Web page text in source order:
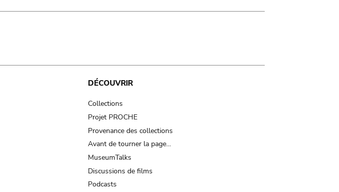
DÉCOUVRIR
Collections
Projet PROCHE
Provenance des collections
Avant de tourner la page…
MuseumTalks
Discussions de films
Podcasts